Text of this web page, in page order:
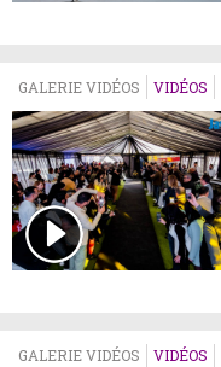
GALERIE VIDÉOS VIDÉOS
GALERIE VIDÉOS VIDÉOS